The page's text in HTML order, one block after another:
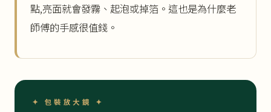
點,亮面就會發霧、起泡或掉箔。這也是為什麼老
師傅的手感很值錢。
✦ 包裝放大鏡 ✦